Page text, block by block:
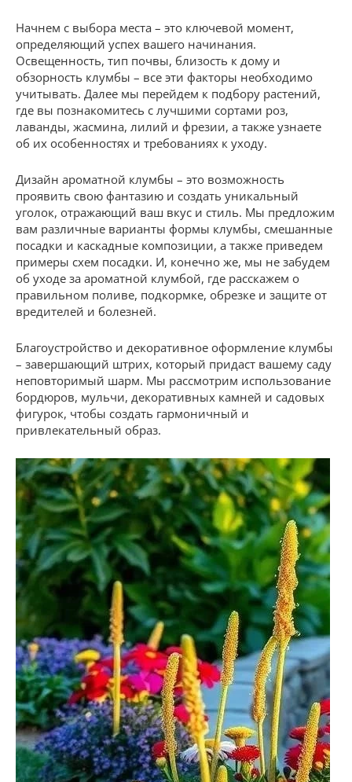
Начнем с выбора места – это ключевой момент,
определяющий успех вашего начинания.
Освещенность, тип почвы, близость к дому и
обзорность клумбы – все эти факторы необходимо
учитывать. Далее мы перейдем к подбору растений,
где вы познакомитесь с лучшими сортами роз,
лаванды, жасмина, лилий и фрезии, а также узнаете
об их особенностях и требованиях к уходу.
Дизайн ароматной клумбы – это возможность
проявить свою фантазию и создать уникальный
уголок, отражающий ваш вкус и стиль. Мы предложим
вам различные варианты формы клумбы, смешанные
посадки и каскадные композиции, а также приведем
примеры схем посадки. И, конечно же, мы не забудем
об уходе за ароматной клумбой, где расскажем о
правильном поливе, подкормке, обрезке и защите от
вредителей и болезней.
Благоустройство и декоративное оформление клумбы
– завершающий штрих, который придаст вашему саду
неповторимый шарм. Мы рассмотрим использование
бордюров, мульчи, декоративных камней и садовых
фигурок, чтобы создать гармоничный и
привлекательный образ.